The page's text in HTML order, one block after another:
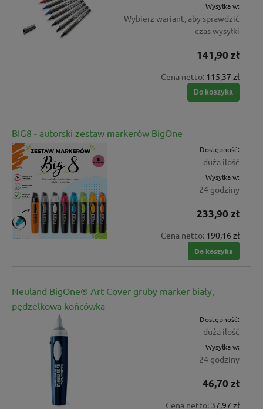
Wysyłka w:
Wybierz wariant, aby sprawdzić
czas wysyłki
141,90 zł
Cena netto: 115,37 zł
Do koszyka
BIG8 - autorski zestaw markerów BigOne
Dostępność:
duża ilość
Wysyłka w:
24 godziny
233,90 zł
Cena netto: 190,16 zł
Do koszyka
Neuland BigOne® Art Cover gruby marker biały,
pędzelkowa końcówka
Dostępność:
duża ilość
Wysyłka w:
24 godziny
46,70 zł
Cena netto: 37,97 zł